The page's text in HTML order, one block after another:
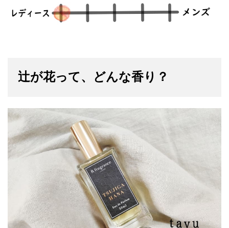
辻が花って、どんな香り？